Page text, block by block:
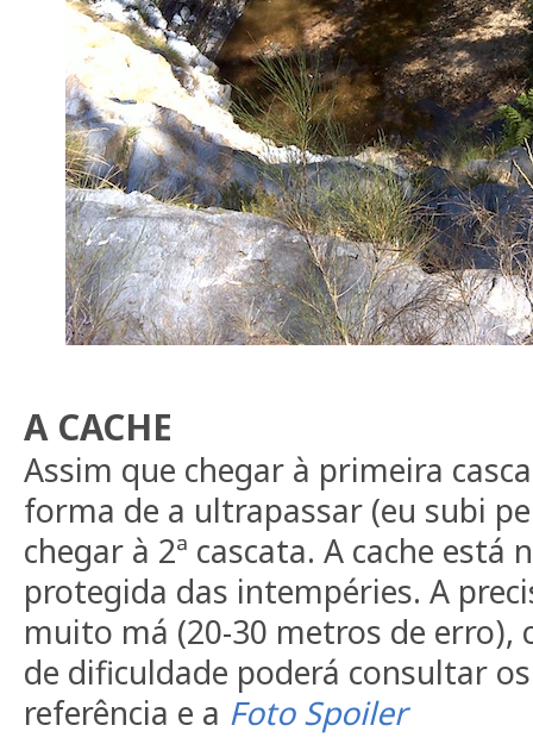
A CACHE
Assim que chegar à primeira
forma de a ultrapassar (eu subi
chegar à 2ª cascata. A cache está
protegida das intempéries. A
muito má (20-30 metros de erro),
de dificuldade poderá consultar
referência e a Foto Spoiler